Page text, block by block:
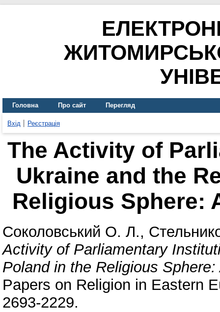
Головна Про сайт Перегляд
Вхід Реєстрація
The Activity of
Ukraine and the
Religious Sphere:
Соколовський О. Л.,
Activity of Parliamentary
Poland in the Religious
Papers on Religion in Eastern
2693-2229.